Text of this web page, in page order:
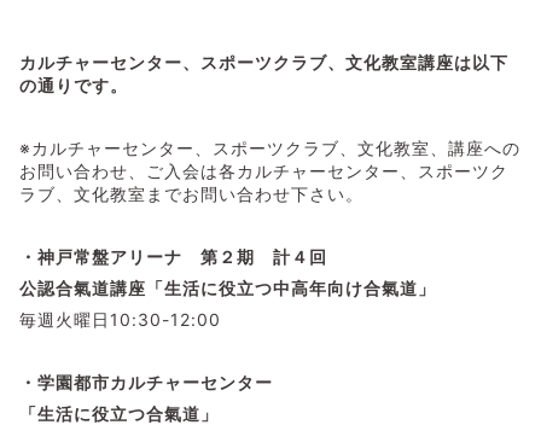
カルチャーセンター、スポーツクラブ、文化教室講座は以下
の通りです。
※カルチャーセンター、スポーツクラブ、文化教室、講座への
お問い合わせ、ご入会は各カルチャーセンター、スポーツク
ラブ、文化教室までお問い合わせ下さい。
・神戸常盤アリーナ 第２期 計４回
公認合氣道講座「生活に役立つ中高年向け合氣道」
毎週火曜日10:30-12:00
・学園都市カルチャーセンター
「生活に役立つ合氣道」